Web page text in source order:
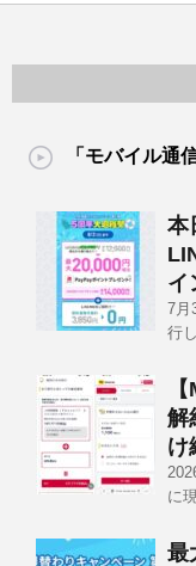
「モバイル通
本
イ
7月
行
解
け
に
最